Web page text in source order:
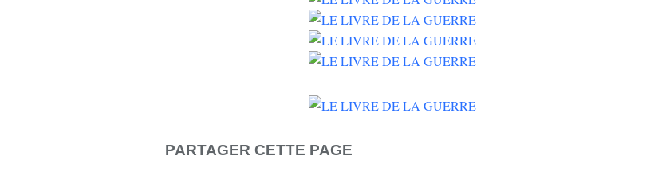
PARTAGER CETTE PAGE